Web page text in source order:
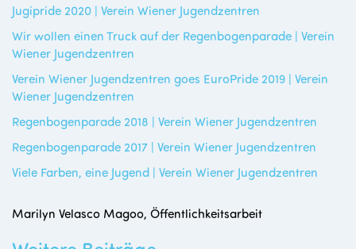
Jugipride 2020 | Verein Wiener Jugendzentren
Wir wollen einen Truck auf der Regenbogenparade | Verein
Wiener Jugendzentren
Verein Wiener Jugendzentren goes EuroPride 2019 | Verein
Wiener Jugendzentren
Regenbogenparade 2018 | Verein Wiener Jugendzentren
Regenbogenparade 2017 | Verein Wiener Jugendzentren
Viele Farben, eine Jugend | Verein Wiener Jugendzentren
Marilyn Velasco Magoo, Öffentlichkeitsarbeit